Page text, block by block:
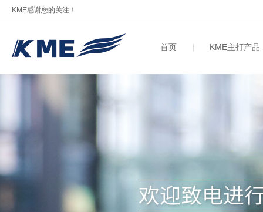
KME感谢您的关注！
首页 KME主打产品